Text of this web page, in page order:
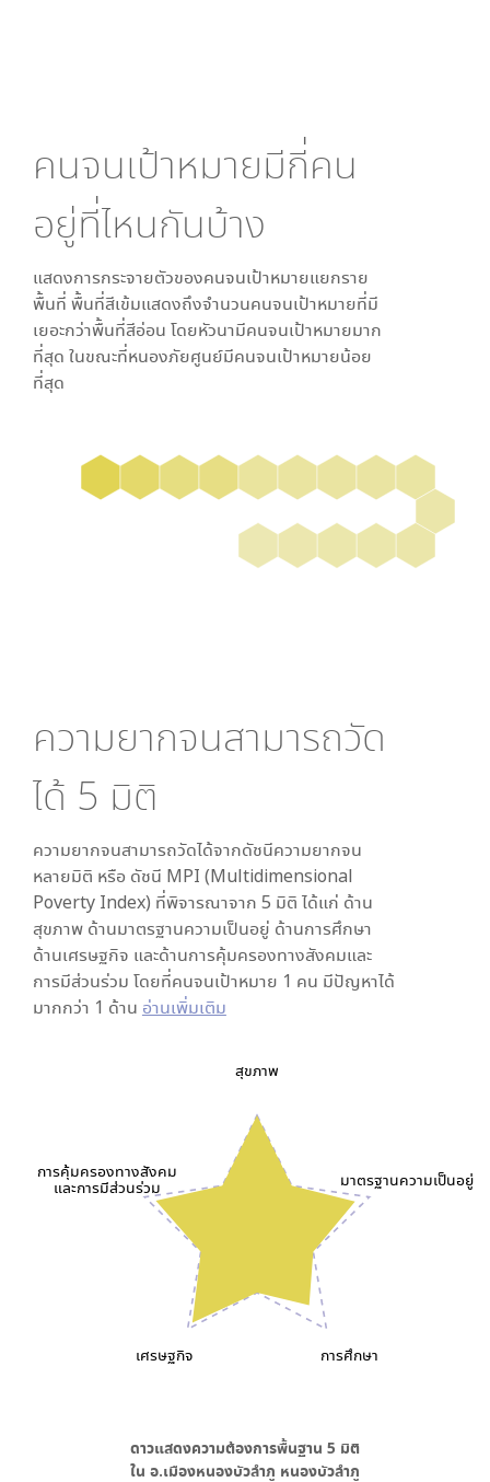
คนจนเป้าหมายมีกี่คน
อยู่ที่ไหนกันบ้าง
แสดงการกระจายตัวของคนจนเป้าหมายแยกราย
พื้นที่ พื้นที่สีเข้มแสดงถึงจำนวนคนจนเป้าหมายที่มี
เยอะกว่าพื้นที่สีอ่อน โดยหัวนามีคนจนเป้าหมายมาก
ที่สุด ในขณะที่หนองภัยศูนย์มีคนจนเป้าหมายน้อย
ที่สุด
ความยากจนสามารถวัด
ได้ 5 มิติ
ความยากจนสามารถวัดได้จากดัชนีความยากจน
หลายมิติ หรือ ดัชนี MPI (Multidimensional
Poverty Index) ที่พิจารณาจาก 5 มิติ ได้แก่ ด้าน
สุขภาพ ด้านมาตรฐานความเป็นอยู่ ด้านการศึกษา
ด้านเศรษฐกิจ และด้านการคุ้มครองทางสังคมและ
การมีส่วนร่วม โดยที่คนจนเป้าหมาย 1 คน มีปัญหาได้
มากกว่า 1 ด้าน อ่านเพิ่มเติม
สุขภาพ
มาตรฐานความเป็นอยู่
การศึกษา
เศรษฐกิจ
การคุ้มครองทางสังคม
และการมีส่วนร่วม
ดาวแสดงความต้องการพื้นฐาน 5 มิติ
ใน อ.เมืองหนองบัวลำภู หนองบัวลำภู